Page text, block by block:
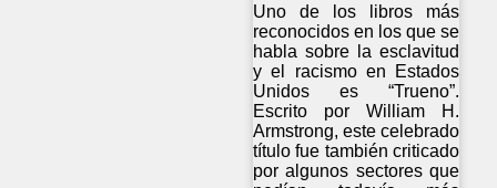
Uno de los libros más
reconocidos en los que se
habla sobre la esclavitud
y el racismo en Estados
Unidos es “Trueno”.
Escrito por William H.
Armstrong, este celebrado
título fue también criticado
por algunos sectores que